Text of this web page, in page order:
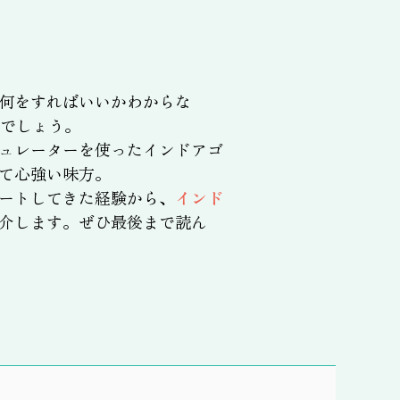
をすればいいかわからな
しょう。
レーターを使ったインドアゴ
強い味方。
してきた経験から、 インド
します。ぜひ最後まで読ん